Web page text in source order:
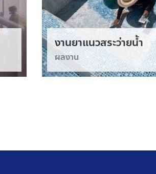
งานยาแนวสระว่ายน้ำ
ผลงาน